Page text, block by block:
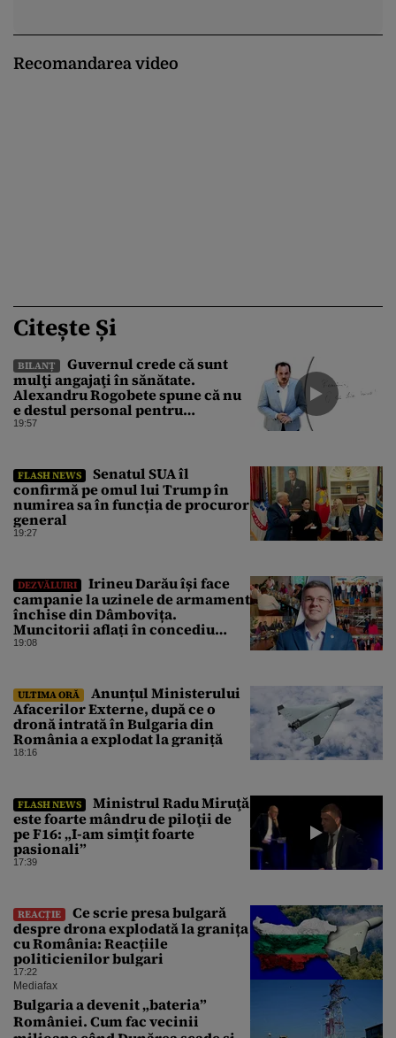
Recomandarea video
Citește Și
BILANȚ
Guvernul crede că sunt
mulţi angajaţi în sănătate.
Alexandru Rogobete spune că nu
e destul personal pentru
combaterea infecţiilor
19:57
FLASH NEWS
Senatul SUA îl
confirmă pe omul lui Trump în
numirea sa în funcția de procuror
general
19:27
DEZVĂLUIRI
Irineu Darău își face
campanie la uzinele de armament
închise din Dâmbovița.
Muncitorii aflați în concediu
forțat din cauza lipsei comenzilor
19:08
ULTIMA ORĂ
Anunțul Ministerului
Afacerilor Externe, după ce o
dronă intrată în Bulgaria din
România a explodat la graniță
18:16
FLASH NEWS
Ministrul Radu Miruţă
este foarte mândru de piloţii de
pe F16: „I-am simţit foarte
pasionali”
17:39
REACȚIE
Ce scrie presa bulgară
despre drona explodată la granița
cu România: Reacțiile
politicienilor bulgari
17:22
Mediafax
Bulgaria a devenit „bateria”
României. Cum fac vecinii